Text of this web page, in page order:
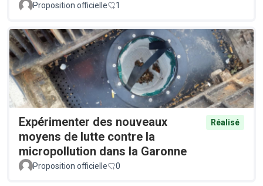
Proposition officielle 1
Expérimenter des nouveaux
moyens de lutte contre la
micropollution dans la Garonne
Réalisé
Proposition officielle 0